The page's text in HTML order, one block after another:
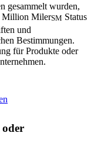
gesammelt wurden,
Million MilerSM Status
und
Bestimmungen.
für Produkte oder
be
oder